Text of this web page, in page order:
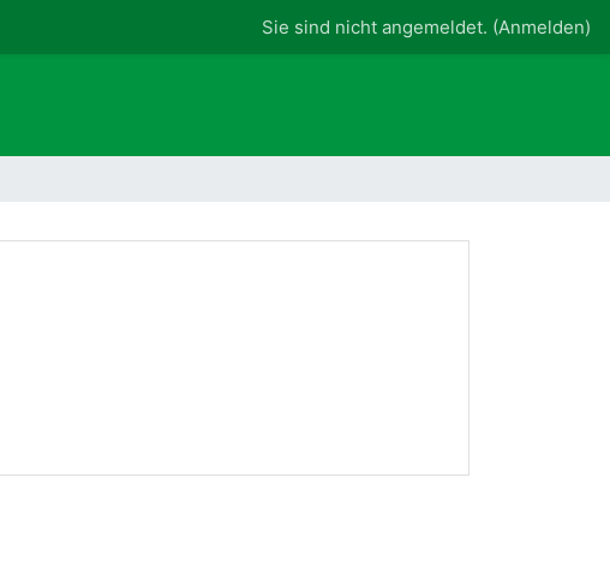
Sie sind nicht angemeldet. (Anmelden)